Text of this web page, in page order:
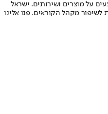
על מוצרים ושירותים. ישראל
מקהל הקוראים. פנו אלינו